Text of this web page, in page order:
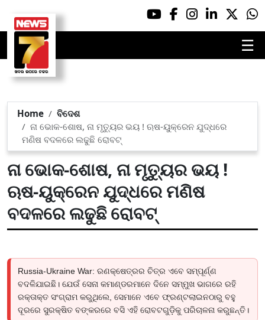
☰
Home
ବିଦେଶ
ନା ଭୋକ-ଶୋଷ, ନା ମୃତ୍ୟୁର ଭୟ ! ଋଷ-ୟୁକ୍ରେନ ଯୁଦ୍ଧରେ
ମଣିଷ ବଦଳରେ ଲଢୁଛି ରୋବଟ୍
ନା ଭୋକ-ଶୋଷ, ନା ମୃତ୍ୟୁର ଭୟ !
ଋଷ-ୟୁକ୍ରେନ ଯୁଦ୍ଧରେ ମଣିଷ
ବଦଳରେ ଲଢୁଛି ରୋବଟ୍
Russia-Ukraine War: ରଣକ୍ଷେତ୍ରର ଚିତ୍ର ଏବେ ସମ୍ପୂର୍ଣ୍ଣ
ବଦଳିଯାଇଛି। ଯେଉଁ ସେନା କମାଣ୍ଡରମାନେ ଦିନେ ସମ୍ମୁଖ ଭାଗରେ ରହି
ରକ୍ତାକ୍ତ ସଂଗ୍ରାମ କରୁଥିଲେ, ସେମାନେ ଏବେ ଫ୍ରଣ୍ଟଲାଇନଠାରୁ ବହୁ
ଦୂରରେ ସୁରକ୍ଷିତ ବଙ୍କରରେ ବସି ଏହି ରୋବଟଗୁଡ଼ିକୁ ପରିଚାଳନା କରୁଛନ୍ତି।